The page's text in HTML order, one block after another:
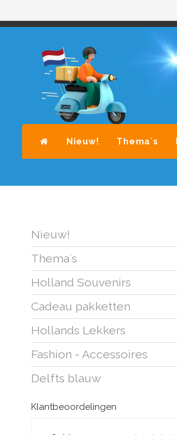
Nieuw! Thema`s
Nieuw!
Thema`s
Holland Souvenirs
Cadeau pakketten
Hollands Lekkers
Fashion - Accessoires
Delfts blauw
Klantbeoordelingen